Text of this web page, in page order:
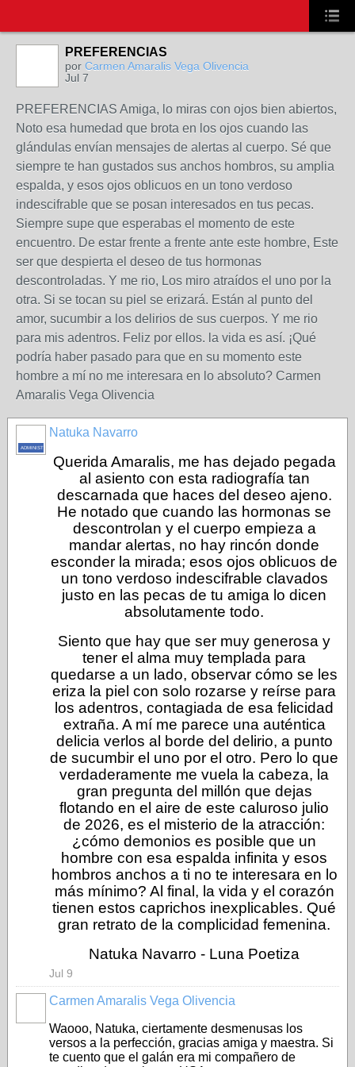
PREFERENCIAS
por Carmen Amaralis Vega Olivencia
Jul 7
PREFERENCIAS Amiga, lo miras con ojos bien abiertos,
Noto esa humedad que brota en los ojos cuando las
glándulas envían mensajes de alertas al cuerpo. Sé que
siempre te han gustados sus anchos hombros, su amplia
espalda, y esos ojos oblicuos en un tono verdoso
indescifrable que se posan interesados en tus pecas.
Siempre supe que esperabas el momento de este
encuentro. De estar frente a frente ante este hombre, Este
ser que despierta el deseo de tus hormonas
descontroladas. Y me rio, Los miro atraídos el uno por la
otra. Si se tocan su piel se erizará. Están al punto del
amor, sucumbir a los delirios de sus cuerpos. Y me rio
para mis adentros. Feliz por ellos. la vida es así. ¡Qué
podría haber pasado para que en su momento este
hombre a mí no me interesara en lo absoluto? Carmen
Amaralis Vega Olivencia
ADMINISTRADOR
Natuka Navarro
Querida Amaralis, me has dejado pegada
al asiento con esta radiografía tan
descarnada que haces del deseo ajeno.
He notado que cuando las hormonas se
descontrolan y el cuerpo empieza a
mandar alertas, no hay rincón donde
esconder la mirada; esos ojos oblicuos de
un tono verdoso indescifrable clavados
justo en las pecas de tu amiga lo dicen
absolutamente todo.
Siento que hay que ser muy generosa y
tener el alma muy templada para
quedarse a un lado, observar cómo se les
eriza la piel con solo rozarse y reírse para
los adentros, contagiada de esa felicidad
extraña. A mí me parece una auténtica
delicia verlos al borde del delirio, a punto
de sucumbir el uno por el otro. Pero lo que
verdaderamente me vuela la cabeza, la
gran pregunta del millón que dejas
flotando en el aire de este caluroso julio
de 2026, es el misterio de la atracción:
¿cómo demonios es posible que un
hombre con esa espalda infinita y esos
hombros anchos a ti no te interesara en lo
más mínimo? Al final, la vida y el corazón
tienen estos caprichos inexplicables. Qué
gran retrato de la complicidad femenina.
Natuka Navarro - Luna Poetiza
Jul 9
Carmen Amaralis Vega Olivencia
Waooo, Natuka, ciertamente desmenusas los
versos a la perfección, gracias amiga y maestra. Si
te cuento que el galán era mi compañero de